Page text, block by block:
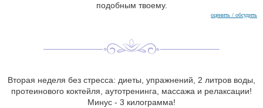
подобным твоему.
оценить / обсудить
Вторая неделя без стресса: диеты, упражнений, 2 литров воды,
протеинового коктейля, аутотренинга, массажа и релаксации!
Минус - 3 килограмма!